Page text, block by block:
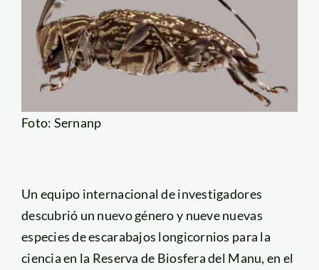
Foto: Sernanp
Un equipo internacional de investigadores
descubrió un nuevo género y nueve nuevas
especies de escarabajos longicornios para la
ciencia en la Reserva de Biosfera del Manu, en el